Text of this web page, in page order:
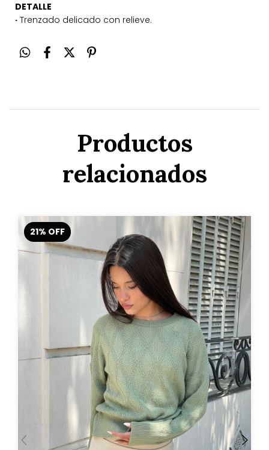
DETALLE
· Trenzado delicado con relieve.
Productos
relacionados
21% OFF